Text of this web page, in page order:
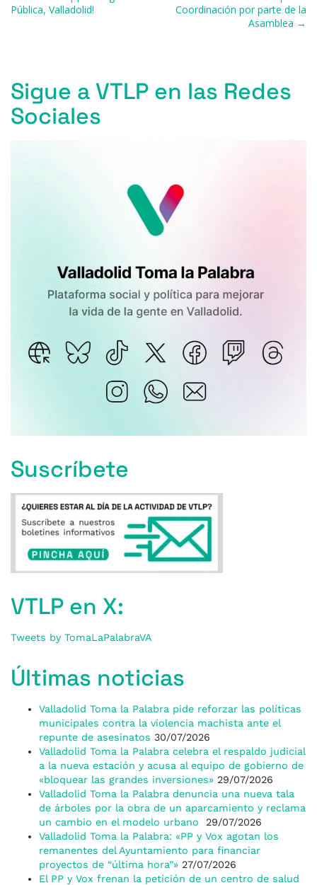
o
r
Pública, Valladolid!
Coordinación por parte de la
Asamblea →
Sigue a VTLP en las Redes
Sociales
Suscríbete
VTLP en X:
Tweets by TomaLaPalabraVA
Últimas noticias
Valladolid Toma la Palabra pide reforzar las políticas
municipales contra la violencia machista ante el
repunte de asesinatos 30/07/2026
Valladolid Toma la Palabra celebra el respaldo judicial
a la nueva estación y acusa al equipo de gobierno de
«bloquear las grandes inversiones» 29/07/2026
Valladolid Toma la Palabra denuncia una nueva tala
de árboles por la obra de un aparcamiento y reclama
un cambio en el modelo urbano
29/07/2026
Valladolid Toma la Palabra: «PP y Vox agotan los
remanentes del Ayuntamiento para financiar
proyectos de “última hora”» 27/07/2026
El PP y Vox frenan la petición de un centro de salud